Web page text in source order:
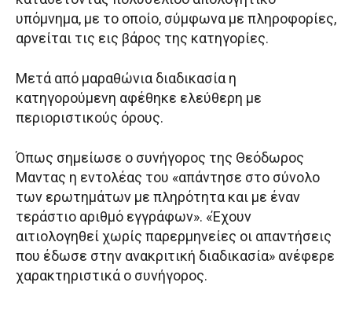
υπόμνημα, με το οποίο, σύμφωνα με πληροφορίες,
αρνείται τις εις βάρος της κατηγορίες.
Μετά από μαραθώνια διαδικασία η
κατηγορούμενη αφέθηκε ελεύθερη με
περιοριστικούς όρους.
Όπως σημείωσε ο συνήγορος της Θεόδωρος
Μαντας η εντολέας του «απάντησε στο σύνολο
των ερωτημάτων με πληρότητα και με έναν
τεράστιο αριθμό εγγράφων». «Έχουν
αιτιολογηθεί χωρίς παρερμηνείες οι απαντήσεις
που έδωσε στην ανακριτική διαδικασία» ανέφερε
χαρακτηριστικά ο συνήγορος.